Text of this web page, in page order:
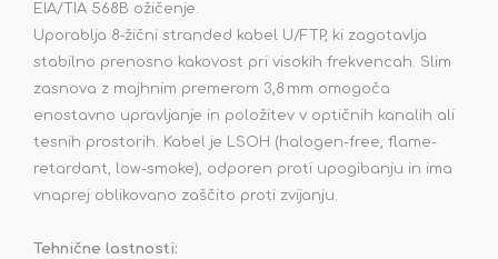
EIA/TIA 568B ožičenje.
Uporablja 8‑žični stranded kabel U/FTP, ki zagotavlja
stabilno prenosno kakovost pri visokih frekvencah. Slim
zasnova z majhnim premerom 3,8 mm omogoča
enostavno upravljanje in položitev v optičnih kanalih ali
tesnih prostorih. Kabel je LSOH (halogen-free, flame-
retardant, low-smoke), odporen proti upogibanju in ima
vnaprej oblikovano zaščito proti zvijanju.
Tehnične lastnosti: